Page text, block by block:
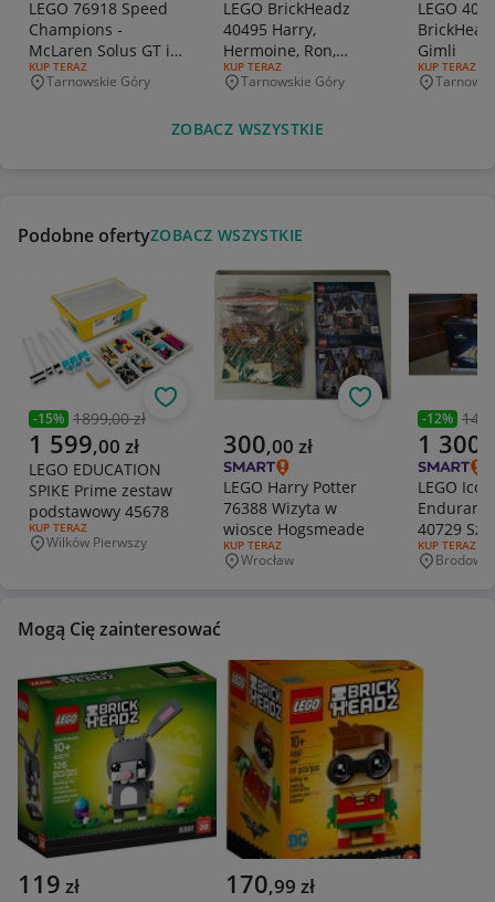
LEGO 76918 Speed
Champions -
McLaren Solus GT i
McLaren F1 LM
RODZAJ OFERTY:
KUP TERAZ
Miejscowość
Tarnowskie Góry
LEGO BrickHeadz
40495 Harry,
Hermoine, Ron,
Hagrid
RODZAJ OFERTY:
KUP TERAZ
Miejscowość
Tarnowskie Góry
LEGO
Gimli
RODZAJ
KUP TERAZ
ZOBACZ WSZYSTKIE
Podobne ofertyZOBACZ WSZYSTKIE
Poprzednia cena
-15% 1899,00 zł
Aktualna cena
1 599,00 zł
LEGO EDUCATION
SPIKE Prime zestaw
podstawowy 45678
RODZAJ OFERTY:
KUP TERAZ
Miejscowość
Wilków Pierwszy
Obserwuj
Aktualna cena
300,00 zł
LEGO Harry Potter
76388 Wizyta w
wiosce Hogsmeade
RODZAJ OFERTY:
KUP TERAZ
Miejscowość
Wrocław
Obserwuj
-12%
Aktualna
1 300
LEGO
40729
NOWE
RODZAJ
KUP TERAZ
Brodowo
Mogą Cię zainteresować
119 zł 170,99 zł